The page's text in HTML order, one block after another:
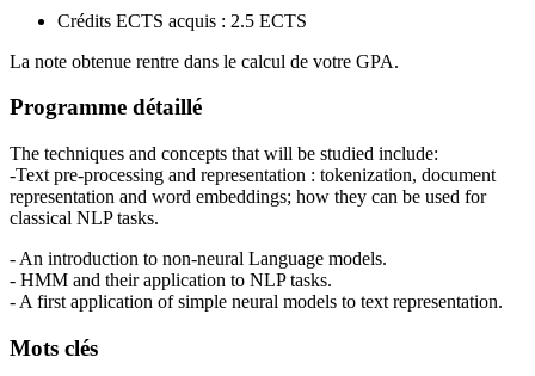
Crédits ECTS acquis : 2.5 ECTS
La note obtenue rentre dans le calcul de votre GPA.
Programme détaillé
The techniques and concepts that will be studied include:
-Text pre-processing and representation : tokenization, document
representation and word embeddings; how they can be used for
classical NLP tasks.
- An introduction to non-neural Language models.
- HMM and their application to NLP tasks.
- A first application of simple neural models to text representation.
Mots clés